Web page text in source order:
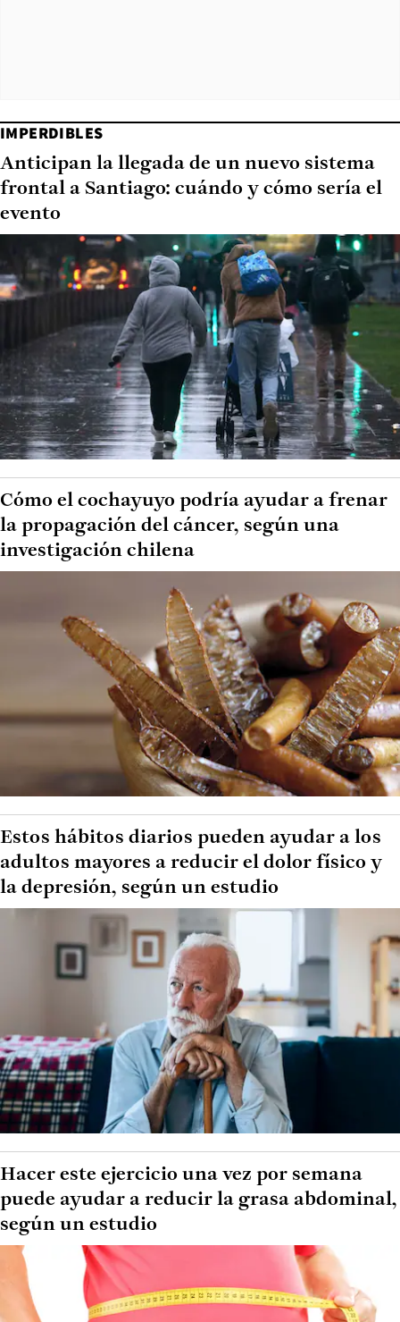
IMPERDIBLES
Anticipan la llegada de un nuevo sistema
frontal a Santiago: cuándo y cómo sería el
evento
Cómo el cochayuyo podría ayudar a frenar
la propagación del cáncer, según una
investigación chilena
Estos hábitos diarios pueden ayudar a los
adultos mayores a reducir el dolor físico y
la depresión, según un estudio
Hacer este ejercicio una vez por semana
puede ayudar a reducir la grasa abdominal,
según un estudio